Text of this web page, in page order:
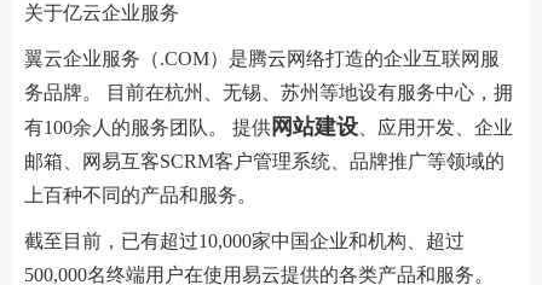
关于亿云企业服务
翼云企业服务（.COM）是腾云网络打造的企业互联网服
务品牌。 目前在杭州、无锡、苏州等地设有服务中心，拥
有100余人的服务团队。 提供网站建设 、应用开发、企业
邮箱、网易互客SCRM客户管理系统、品牌推广等领域的
上百种不同的产品和服务。
截至目前，已有超过10,000家中国企业和机构、超过
500,000名终端用户在使用易云提供的各类产品和服务。